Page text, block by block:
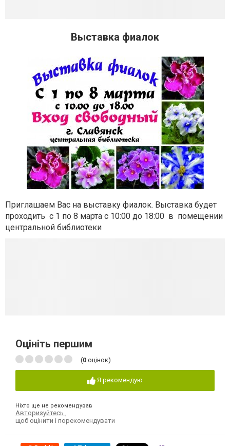
Выставка фиалок
Приглашаем Вас на выставку фиалок. Выставка будет
проходить с 1 по 8 марта с 10:00 до 18:00 в помещении
центральной библиотеки
Оцініть першим
(0 оцінок)
Я рекомендую
Ніхто ще не рекомендував
Авторизуйтесь
щоб оцінити і порекомендувати